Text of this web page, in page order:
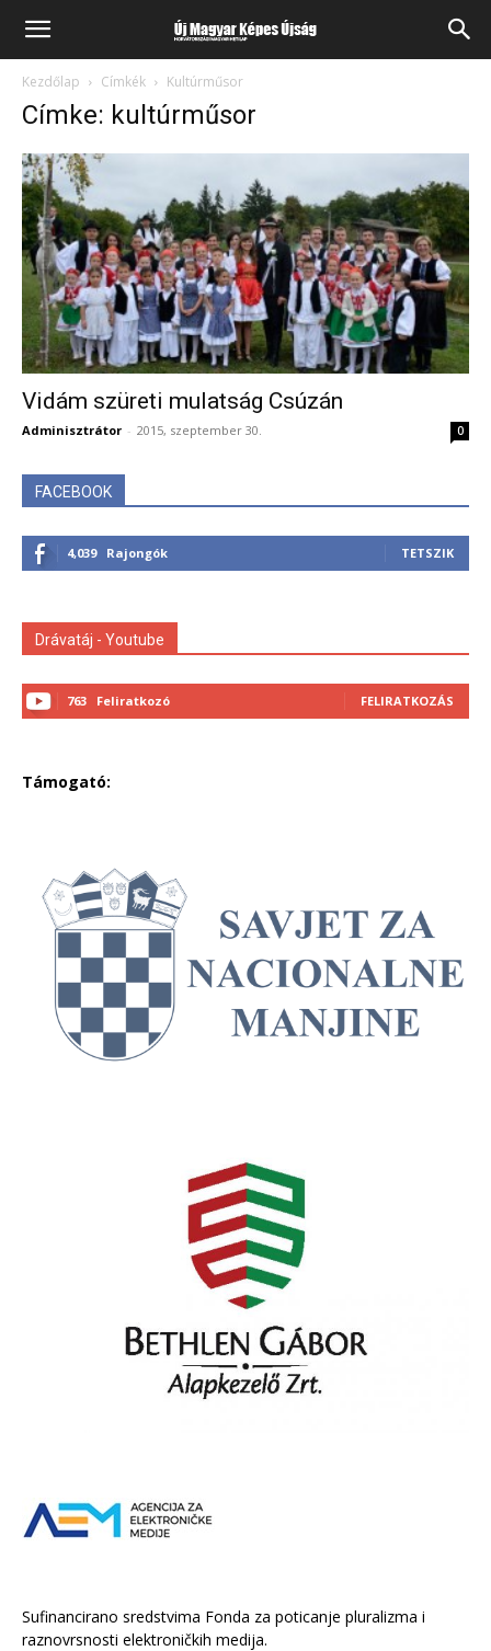
Kezdőlap Címkék Kultúrműsor
Címke: kultúrműsor
Vidám szüreti mulatság Csúzán
Adminisztrátor - 2015, szeptember 30. 0
FACEBOOK
4,039 Rajongók TETSZIK
Drávatáj - Youtube
763 Feliratkozó FELIRATKOZÁS
Támogató:
Sufinancirano sredstvima Fonda za poticanje pluralizma i
raznovrsnosti elektroničkih medija.